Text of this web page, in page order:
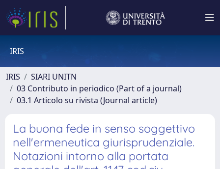
IRIS
IRIS
SIARI UNITN
03 Contributo in periodico (Part of a journal)
03.1 Articolo su rivista (Journal article)
La buona fede in senso soggettivo
nell'ermeneutica giurisprudenziale.
Notazioni intorno alla portata